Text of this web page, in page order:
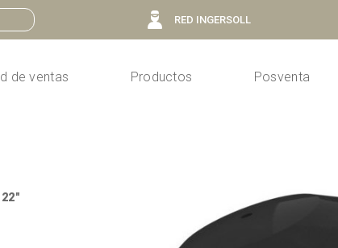
RED INGERSOLL
de ventas Productos Posventa
22"